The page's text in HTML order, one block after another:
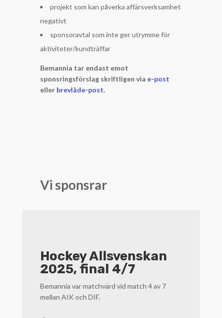
projekt som kan påverka affärsverksamhet
negativt
sponsoravtal som inte ger utrymme för
aktiviteter/kundträffar
Bemannia tar endast emot
sponsringsförslag skriftligen via e-post
eller brevlåde-post.
Vi sponsrar
Hockey Allsvenskan
2025, final 4/7
Bemannia var matchvärd vid match 4 av 7
mellan AIK och DIF.